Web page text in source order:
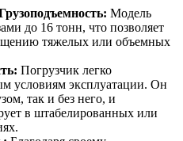
Модель
до 16 тонн, что позволяет
тяжелых или объемных
Погрузчик легко
условиям эксплуатации. Он
так и без него, и
в штабелированных или